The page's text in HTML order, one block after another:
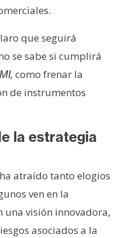
que seguirá
se sabe si cumplirá
como frenar la
de instrumentos
la estrategia
atraído tanto elogios
ven en la
visión innovadora,
asociados a la